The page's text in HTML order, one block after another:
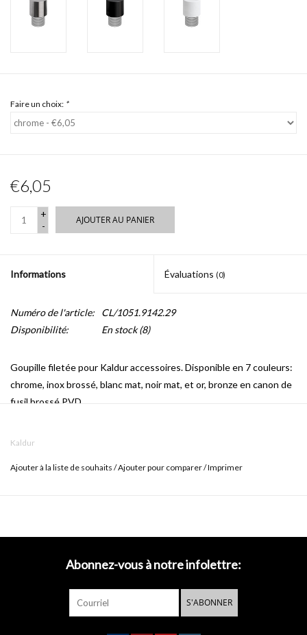
Faire un choix: *
€6,05
+
-
AJOUTER AU PANIER
Informations Évaluations (0)
Numéro de l'article:
CL/1051.9142.29
Disponibilité:
En stock(8)
Goupille filetée pour Kaldur accessoires. Disponible en 7 couleurs:
chrome, inox brossé, blanc mat, noir mat, et or, bronze en canon de
fusil brossé PVD.
Kaldur
Ajouter à la liste de souhaits /Ajouter pour comparer/Imprimer
Abonnez-vous à notre infolettre:
S'ABONNER